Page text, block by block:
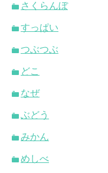
さくらんぼ
すっぱい
つぶつぶ
どこ
なぜ
ぶどう
みかん
めしべ